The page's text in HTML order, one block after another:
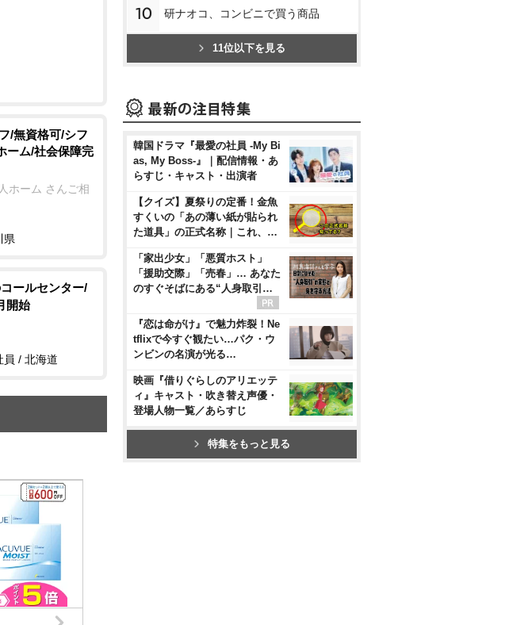
/無資格可/シフ
ーム/社会保障完
ホーム さんご相
県
ールセンター/
開始
員 / 北海道
10 研ナオコ、コンビニで買う商品
11位以下を見る
韓国ドラマ『最愛の社員 -My Bi
as, My Boss-』｜配信情報・あ
らすじ・キャスト・出演者
【クイズ】夏祭りの定番！金魚
すくいの「あの薄い紙が貼られ
た道具」の正式名称｜これ、…
「家出少女」「悪質ホスト」
「援助交際」「売春」… あなた
のすぐそばにある“人身取引…
『恋は命がけ』で魅力炸裂！Ne
tflixで今すぐ観たい…パク・ウ
ンビンの名演が光る…
映画『借りぐらしのアリエッテ
ィ』キャスト・吹き替え声優・
登場人物一覧／あらすじ
特集をもっと見る